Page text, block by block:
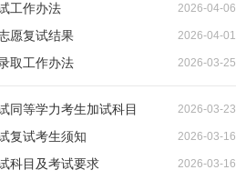
工作办法 2026-04-06
愿复试结果 2026-04-01
取工作办法 2026-03-25
同等学力考生加试科目 2026-03-23
复试考生须知 2026-03-16
科目及考试要求 2026-03-16